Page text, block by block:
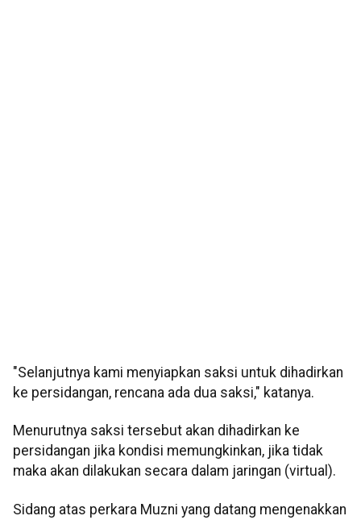
"Selanjutnya kami menyiapkan saksi untuk dihadirkan
ke persidangan, rencana ada dua saksi," katanya.
Menurutnya saksi tersebut akan dihadirkan ke
persidangan jika kondisi memungkinkan, jika tidak
maka akan dilakukan secara dalam jaringan (virtual).
Sidang atas perkara Muzni yang datang mengenakkan